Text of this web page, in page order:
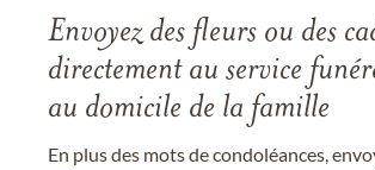
Envoyez des fleurs ou des
directement au service
au domicile de la famille
En plus des mots de condoléances,